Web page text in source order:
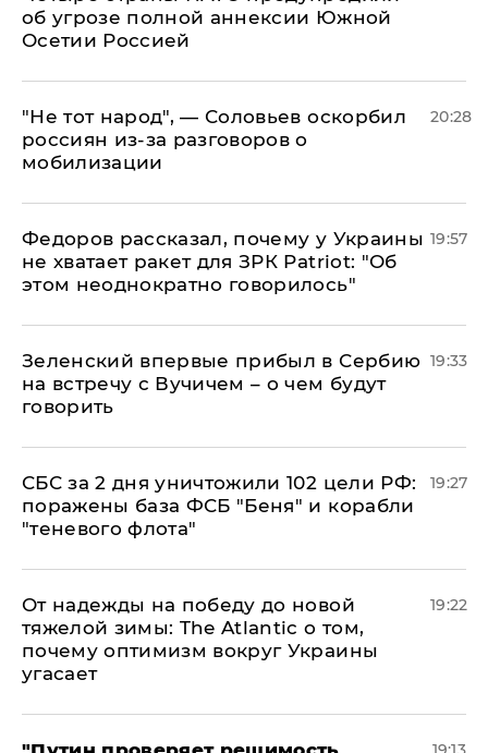
об угрозе полной аннексии Южной
Осетии Россией
​"Не тот народ", — Соловьев оскорбил
россиян из-за разговоров о
мобилизации
20:28
Федоров рассказал, почему у Украины
не хватает ракет для ЗРК Patriot: "Об
этом неоднократно говорилось"
19:57
Зеленский впервые прибыл в Сербию
на встречу с Вучичем – о чем будут
говорить
19:33
СБС за 2 дня уничтожили 102 цели РФ:
поражены база ФСБ "Беня" и корабли
"теневого флота"
19:27
От надежды на победу до новой
тяжелой зимы: The Atlantic о том,
почему оптимизм вокруг Украины
угасает
19:22